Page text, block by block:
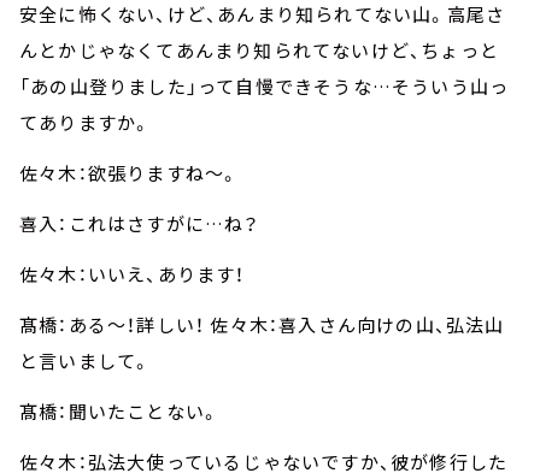
安全に怖くない、けど、あんまり知られてない山。高尾さ
んとかじゃなくてあんまり知られてないけど、ちょっと
「あの山登りました」って自慢できそうな…そういう山っ
てありますか。
佐々木：欲張りますね～。
喜入：これはさすがに…ね？
佐々木：いいえ、あります！
髙橋：ある～！詳しい！ 佐々木：喜入さん向けの山、弘法山
と言いまして。
髙橋：聞いたことない。
佐々木：弘法大使っているじゃないですか、彼が修行した